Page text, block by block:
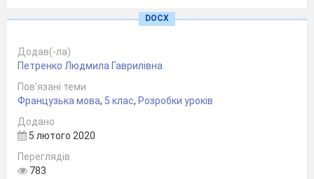
Prof. – Rappelons – nous la poésie
Бесіда «Улюблені зимові свята».
Учні відповідають на запитання:
é èbre-t-on le Noёl en France? (en Ukraine).
Attendez-vous avec impatience la f
Активізація ЛО з теми «Зимові свята».
DOCX
Додав(-ла)
Петренко Людмила Гаврилівна
Пов’язані теми
Французька мова, 5 клас, Розробки уроків
Додано
5 лютого 2020
Переглядів
783